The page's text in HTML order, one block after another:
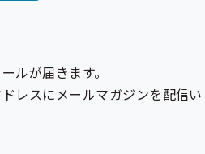
ルが届きます。
レスにメールマガジンを配信い